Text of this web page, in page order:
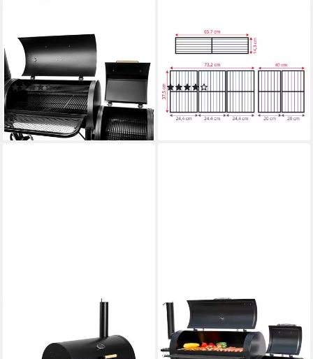
Smoker CHIEF, kaltgewalzter
Stahl, horizontale und
vertikale Räucherkammer
(5)
799,99 €
23,23 €mtl. in 48 Raten
lieferbar - in 3-4 Werktagen bei dir
Smoker YUMA, Räucher-
Ofen, Holzgriffe, Wandstärke
3,5 mm, kalt gewalzter Stahl
15,39 €mtl. in 48 Raten
lieferbar - in 3-4 Werktagen bei dir